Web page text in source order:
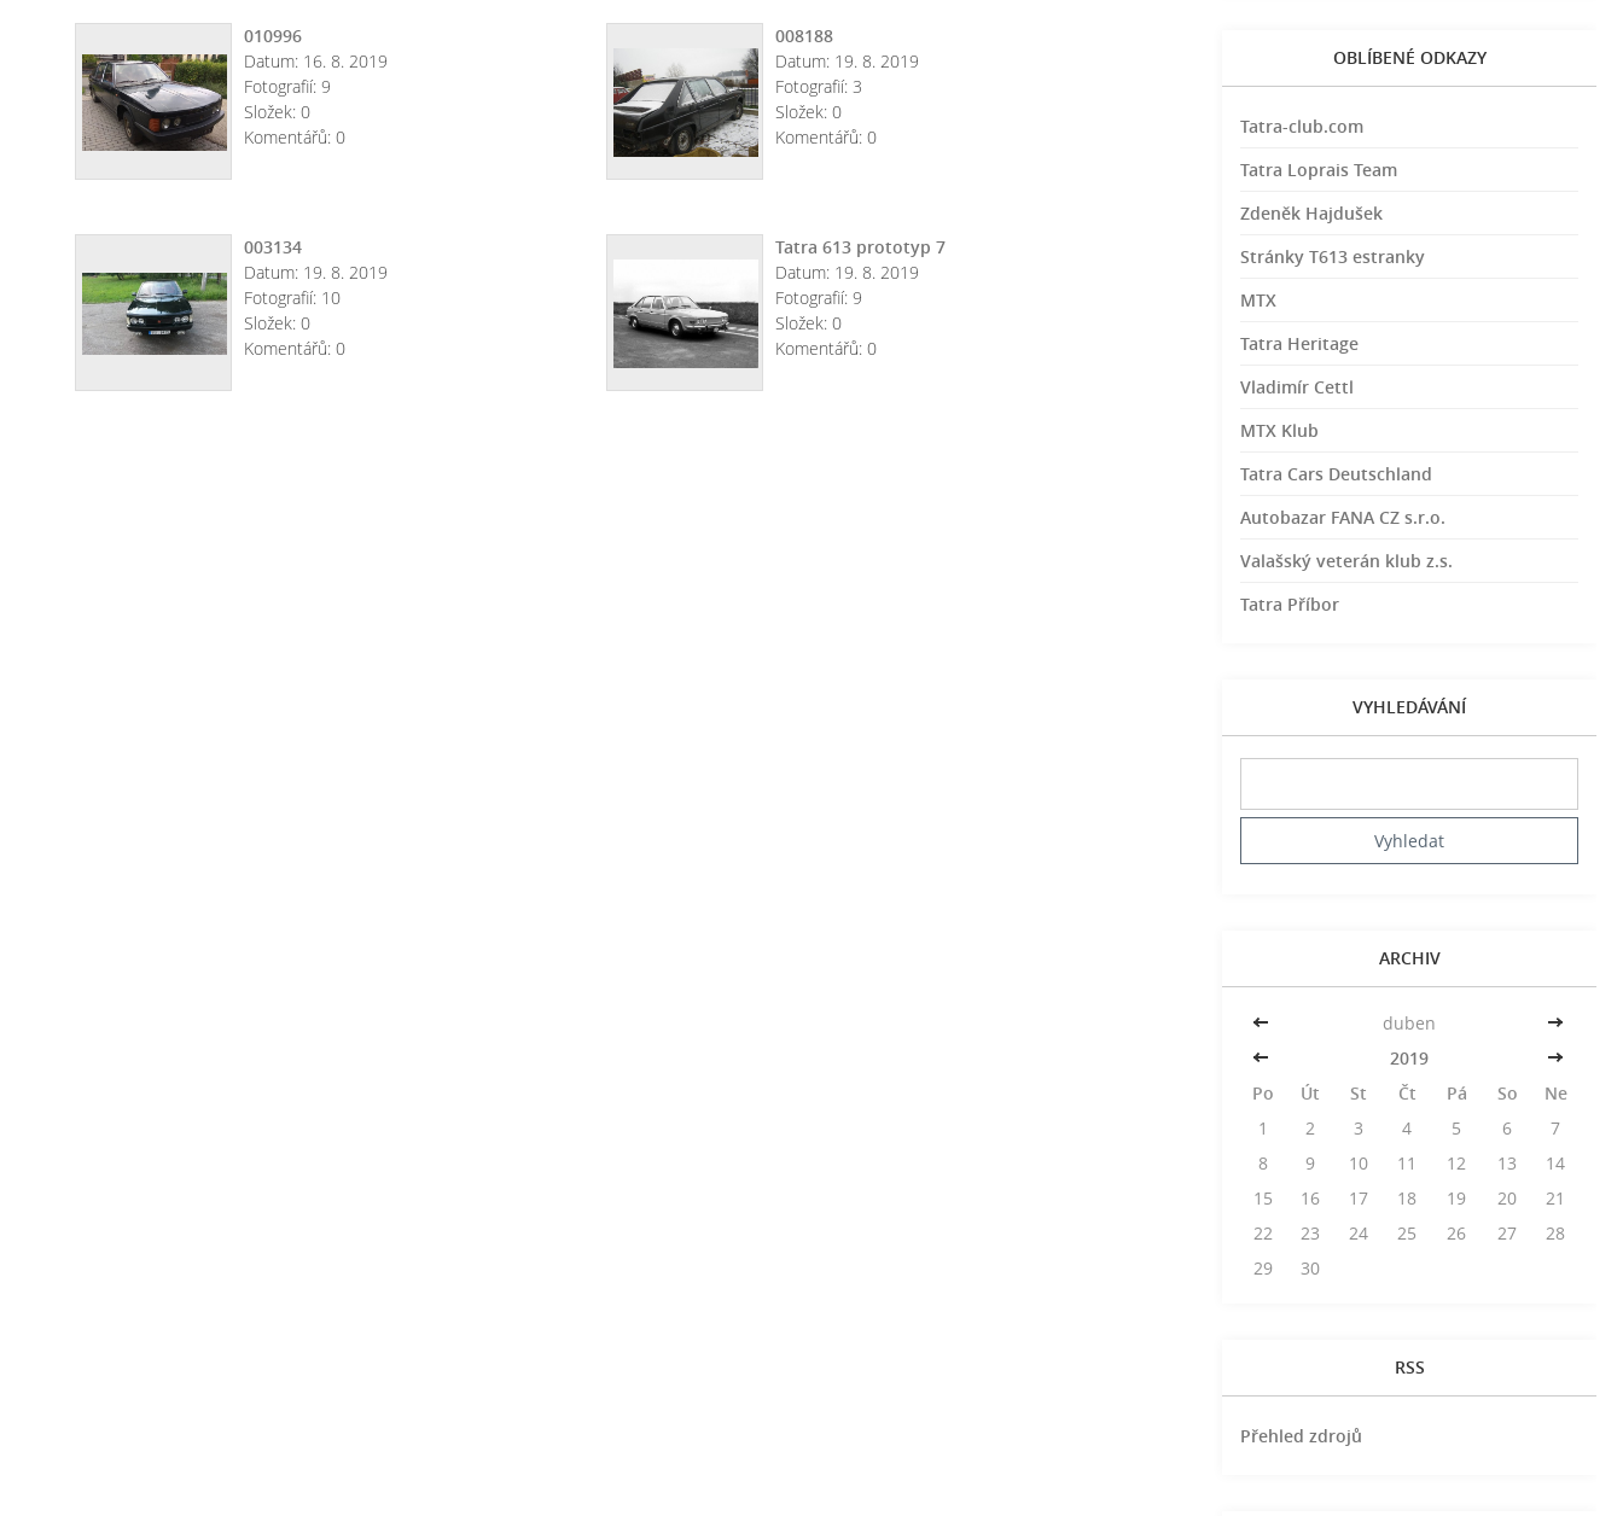
010996
Datum: 16. 8. 2019
Fotografií: 9
Složek: 0
Komentářů: 0
008188
Datum: 19. 8. 2019
Fotografií: 3
Složek: 0
Komentářů: 0
003134
Datum: 19. 8. 2019
Fotografií: 10
Složek: 0
Komentářů: 0
Tatra 613 prototyp 7
Datum: 19. 8. 2019
Fotografií: 9
Složek: 0
Komentářů: 0
OBLÍBENÉ ODKAZY
Tatra-club.com
Tatra Loprais Team
Zdeněk Hajdušek
Stránky T613 estranky
MTX
Tatra Heritage
Vladimír Cettl
MTX Klub
Tatra Cars Deutschland
Autobazar FANA CZ s.r.o.
Valašský veterán klub z.s.
Tatra Příbor
VYHLEDÁVÁNÍ
ARCHIV
<< duben
>>
<<
2019
>>
Po
Út St Čt Pá So
Ne
1
2 3 4 5 6
7
8
9 10 11 12 13
14
15
16 17 18 19 20
21
22
23 24 25 26 27
28
29
30
RSS
Přehled zdrojů